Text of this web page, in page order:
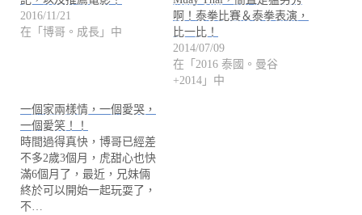
2016/11/21
在「博哥。成長」中
啊！泰拳比賽＆泰拳表演，
比一比！
2014/07/09
在「2016 泰國。曼谷
+2014」中
一個家兩樣情，一個愛哭，
一個愛笑！！
時間過得真快，博哥已經差
不多2歲3個月，虎甜心也快
滿6個月了，最近，兄妹倆
終於可以開始一起玩耍了，
不…